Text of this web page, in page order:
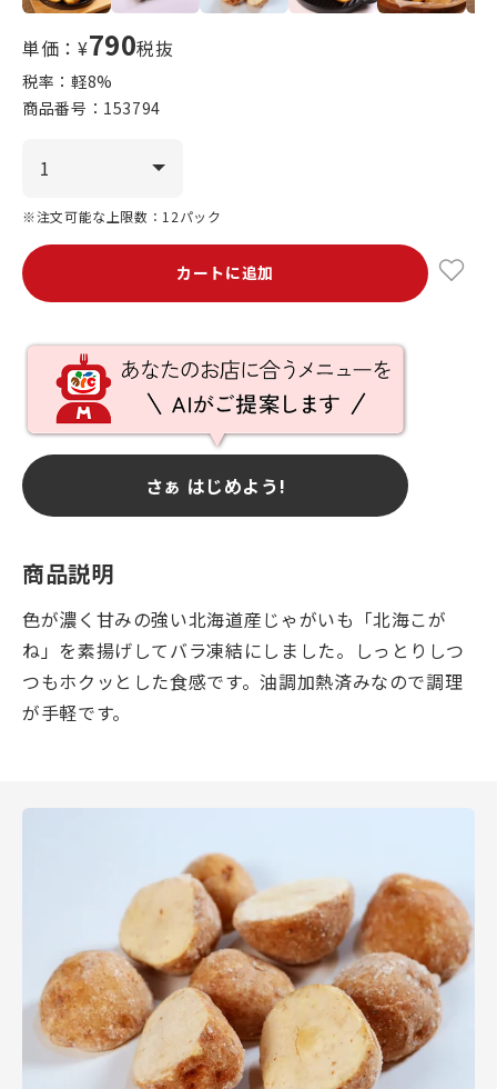
単価：¥790税抜
税率：軽8%
商品番号： 153794
※注文可能な上限数：12パック
カートに追加
さぁ はじめよう!
商品説明
色が濃く甘みの強い北海道産じゃがいも「北海こが
ね」を素揚げしてバラ凍結にしました。しっとりしつ
つもホクッとした食感です。油調加熱済みなので調理
が手軽です。